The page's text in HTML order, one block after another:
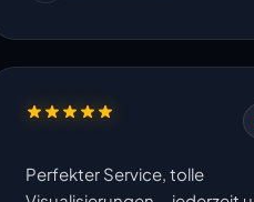
Perfekter Service, tolle